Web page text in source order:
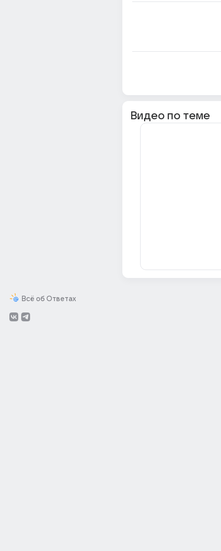
Всё об Ответах
Видео по теме